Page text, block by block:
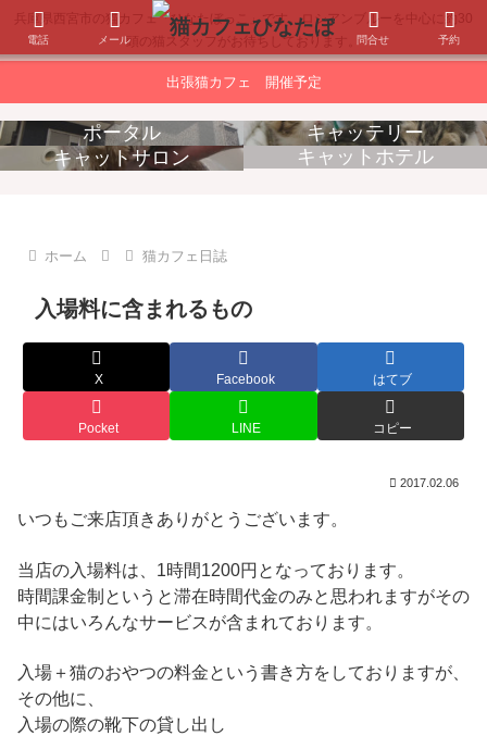
兵庫県西宮市の猫カフェ「ひなたぼっこ」です。ロシアンブルーを中心に約30
頭の猫スタッフがお待ちしております。
出張猫カフェ 開催予定
ポータル
キャッテリー
キャットサロン
キャットホテル
ホーム 猫カフェ日誌
入場料に含まれるもの
X Facebook はてブ
Pocket LINE コピー
2017.02.06
いつもご来店頂きありがとうございます。
当店の入場料は、1時間1200円となっております。
時間課金制というと滞在時間代金のみと思われますがその
中にはいろんなサービスが含まれております。
入場＋猫のおやつの料金という書き方をしておりますが、
その他に、
入場の際の靴下の貸し出し
電話 メール 問合せ 予約